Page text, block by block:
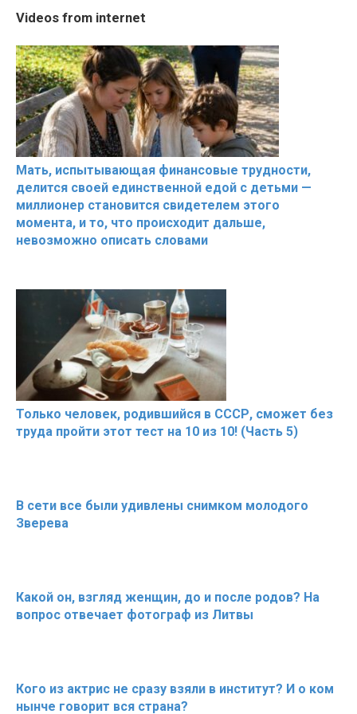
RONALDO and Fans
Beautiful Moments
Videos from internet
Мать, испытывающая финансовые трудности,
делится своей единственной едой с детьми —
миллионер становится свидетелем этого
момента, и то, что происходит дальше,
невозможно описать словами
Только человек, родившийся в СССР, сможет без
труда пройти этот тест на 10 из 10! (Часть 5)
В сети все были удивлены снимком молодого
Зверева
Какой он, взгляд женщин, до и после родов? На
вопрос отвечает фотограф из Литвы
Кого из актрис не сразу взяли в институт? И о ком
нынче говорит вся страна?